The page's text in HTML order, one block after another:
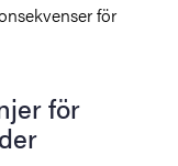
för
för